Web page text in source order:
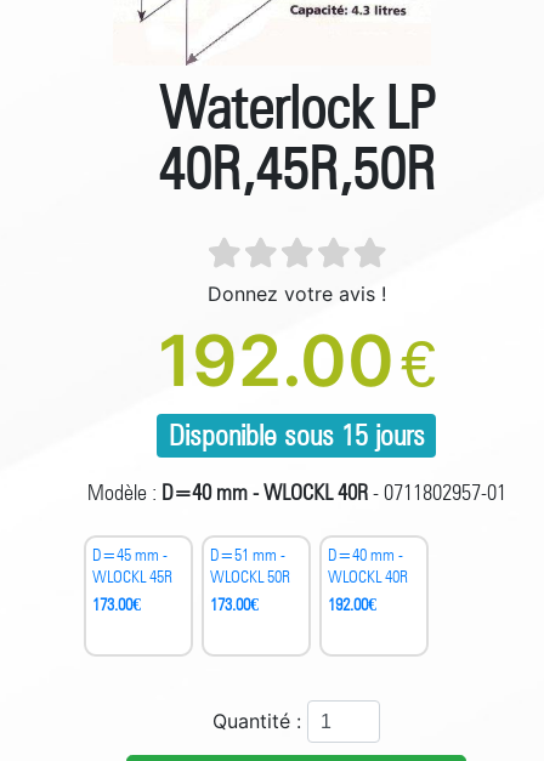
Waterlock LP
40R,45R,50R
Donnez votre avis !
192.00€
Disponible sous 15 jours
Modèle : D=40 mm - WLOCKL 40R- 0711802957-01
D=45 mm -
WLOCKL 45R
173.00€
D=51 mm -
WLOCKL 50R
173.00€
D=40 mm -
WLOCKL 40R
192.00€
Quantité :